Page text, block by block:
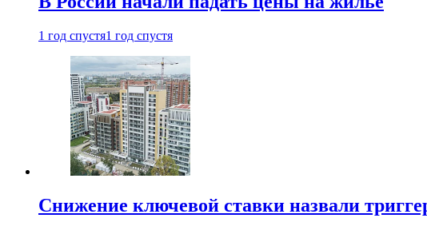
1 год спустя1 год спустя
Снижение ключевой ставки назвали